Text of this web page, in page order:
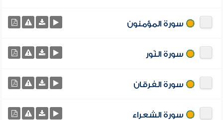
سورة المؤمنون
سورة النّور
سورة الفرقان
سورة الشعراء